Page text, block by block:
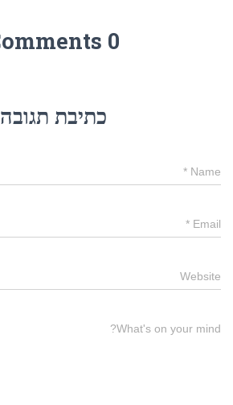
0 Comments
כתיבת תגובה
Name
*
Email
*
Website
What's on your mind?